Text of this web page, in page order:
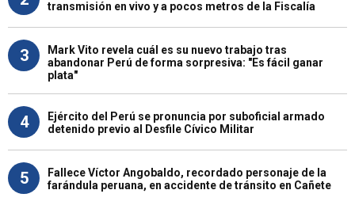
transmisión en vivo y a pocos metros de la Fiscalía
3
Mark Vito revela cuál es su nuevo trabajo tras
abandonar Perú de forma sorpresiva: "Es fácil ganar
plata"
4
Ejército del Perú se pronuncia por suboficial armado
detenido previo al Desfile Cívico Militar
5
Fallece Víctor Angobaldo, recordado personaje de la
farándula peruana, en accidente de tránsito en Cañete